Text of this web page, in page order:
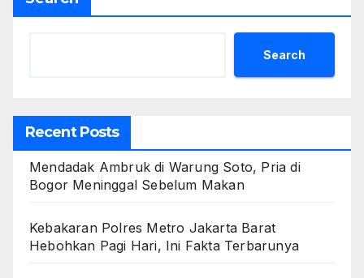
Search
Recent Posts
Mendadak Ambruk di Warung Soto, Pria di
Bogor Meninggal Sebelum Makan
Kebakaran Polres Metro Jakarta Barat
Hebohkan Pagi Hari, Ini Fakta Terbarunya